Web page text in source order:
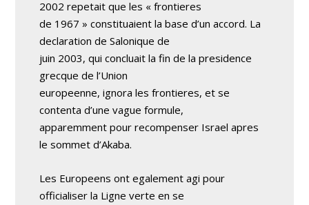
2002 repetait que les « frontieres
de 1967 » constituaient la base d’un accord. La
declaration de Salonique de
juin 2003, qui concluait la fin de la presidence
grecque de l’Union
europeenne, ignora les frontieres, et se
contenta d’une vague formule,
apparemment pour recompenser Israel apres
le sommet d’Akaba.
Les Europeens ont egalement agi pour
officialiser la Ligne verte en se